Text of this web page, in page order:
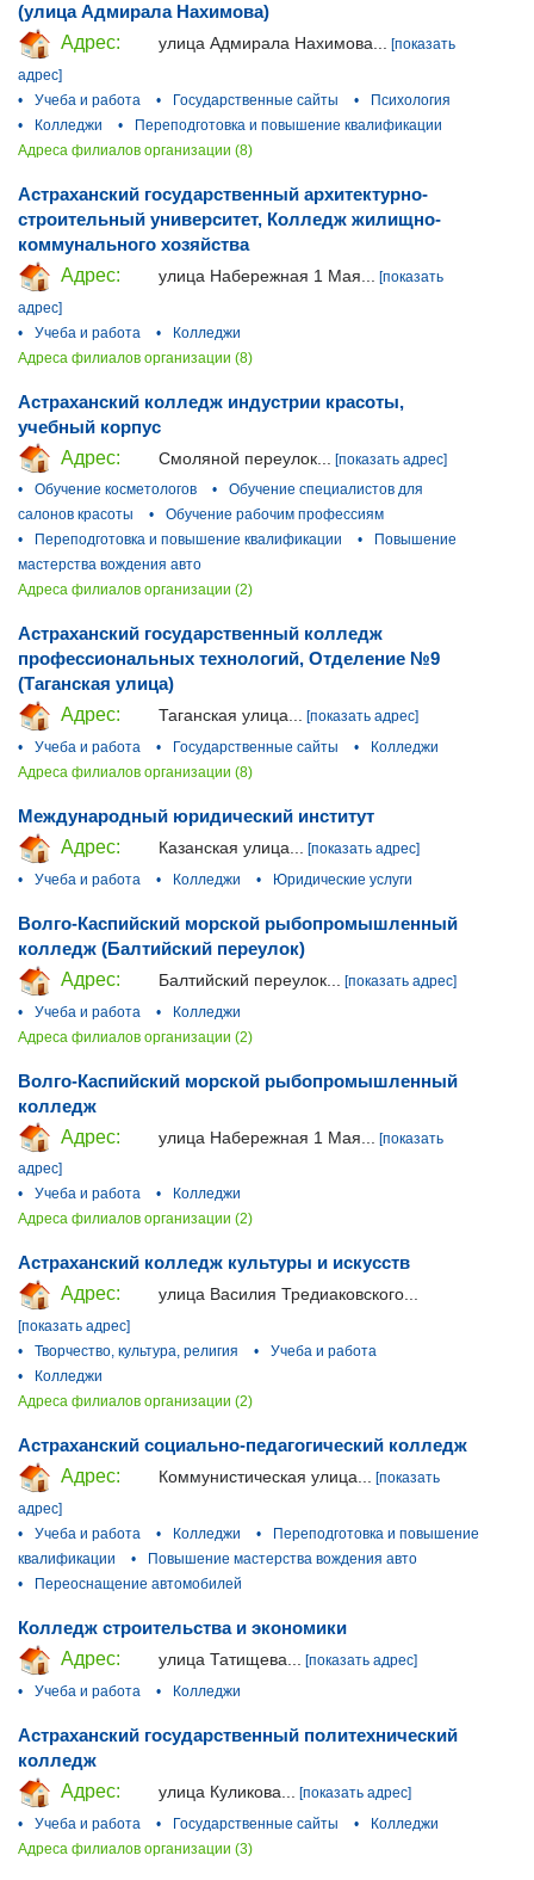
(улица Адмирала Нахимова)
Адрес:
улица Адмирала Нахимова...
[показать
адрес]
•
Учеба и работа • Государственные сайты •
Психология
•
Колледжи •
Переподготовка и повышение квалификации
Адреса филиалов организации (8)
Астраханский государственный архитектурно-
строительный университет, Колледж жилищно-
коммунального хозяйства
Адрес:
улица Набережная 1 Мая...
[показать
адрес]
•
Учеба и работа •
Колледжи
Адреса филиалов организации (8)
Астраханский колледж индустрии красоты,
учебный корпус
Адрес:
Смоляной переулок...
[показать адрес]
•
Обучение косметологов •
Обучение специалистов для
салонов красоты
•
Обучение рабочим профессиям
•
Переподготовка и повышение квалификации •
Повышение
мастерства вождения авто
Адреса филиалов организации (2)
Астраханский государственный колледж
профессиональных технологий, Отделение №9
(Таганская улица)
Адрес:
Таганская улица... [показать адрес]
•
Учеба и работа • Государственные сайты •
Колледжи
Адреса филиалов организации (8)
Международный юридический институт
Адрес:
Казанская улица...
[показать адрес]
•
Учеба и работа • Колледжи • Юридические услуги
Волго-Каспийский морской рыбопромышленный
колледж (Балтийский переулок)
Адрес:
Балтийский переулок...
[показать адрес]
•
Учеба и работа •
Колледжи
Адреса филиалов организации (2)
Волго-Каспийский морской рыбопромышленный
колледж
Адрес:
улица Набережная 1 Мая...
[показать
адрес]
•
Учеба и работа •
Колледжи
Адреса филиалов организации (2)
Астраханский колледж культуры и искусств
Адрес:
улица Василия Тредиаковского...
[показать адрес]
•
Творчество, культура, религия •
Учеба и работа
•
Колледжи
Адреса филиалов организации (2)
Астраханский социально-педагогический колледж
Адрес:
Коммунистическая улица... [показать
адрес]
•
Учеба и работа • Колледжи •
Переподготовка и повышение
квалификации
•
Повышение мастерства вождения авто
•
Переоснащение автомобилей
Колледж строительства и экономики
Адрес:
улица Татищева...
[показать адрес]
•
Учеба и работа • Колледжи
Астраханский государственный политехнический
колледж
Адрес:
улица Куликова...
[показать адрес]
•
Учеба и работа • Государственные сайты •
Колледжи
Адреса филиалов организации (3)